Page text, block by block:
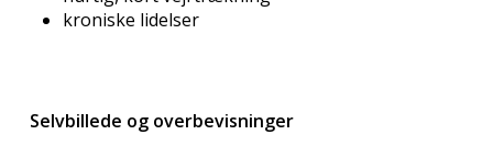
kroniske lidelser
Selvbillede og overbevisninger